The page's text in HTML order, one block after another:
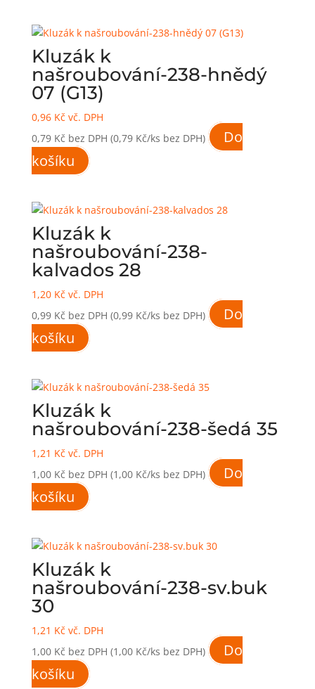
Kluzák k
našroubování-238-hnědý
07 (G13)
0,96 Kč vč. DPH
0,79 Kč bez DPH (0,79 Kč/ks bez DPH)
Do
košíku
Kluzák k
našroubování-238-
kalvados 28
1,20 Kč vč. DPH
0,99 Kč bez DPH (0,99 Kč/ks bez DPH)
Do
košíku
Kluzák k
našroubování-238-šedá 35
1,21 Kč vč. DPH
1,00 Kč bez DPH (1,00 Kč/ks bez DPH)
Do
košíku
Kluzák k
našroubování-238-sv.buk
30
1,21 Kč vč. DPH
1,00 Kč bez DPH (1,00 Kč/ks bez DPH)
Do
košíku